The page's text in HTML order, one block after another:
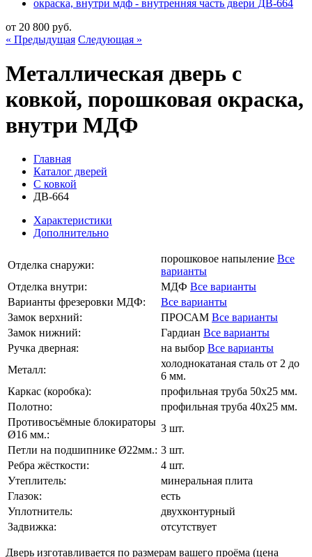
от 20 800 руб.
« Предыдущая Следующая »
Металлическая дверь с
ковкой, порошковая окраска,
внутри МДФ
Главная
Каталог дверей
С ковкой
ДВ-664
Характеристики
Дополнительно
Отделка снаружи:
порошковое напыление Все
варианты
Отделка внутри:
МДФ Все варианты
Варианты фрезеровки МДФ:
Все варианты
Замок верхний:
ПРОСАМ Все варианты
Замок нижний:
Гардиан Все варианты
Ручка дверная:
на выбор Все варианты
Металл:
холоднокатаная сталь от 2 до
6 мм.
Каркас (коробка):
профильная труба 50х25 мм.
Полотно:
профильная труба 40х25 мм.
Противосъёмные блокираторы
Ø16 мм.:
3 шт.
Петли на подшипнике Ø22мм.: 3 шт.
Ребра жёсткости:
4 шт.
Утеплитель:
минеральная плита
Глазок:
есть
Уплотнитель:
двухконтурный
Задвижка:
отсутствует
Дверь изготавливается по размерам вашего проёма (цена